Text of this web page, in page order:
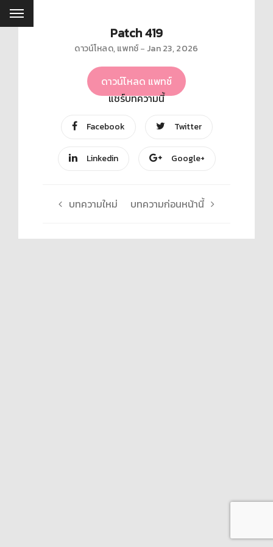
Patch 419
ดาวน์โหลด,แพทช์ Jan 23, 2026
ดาวน์โหลด แพทช์
แชร์บทความนี้
Facebook Twitter
Linkedin Google+
บทความใหม่ บทความก่อนหน้านี้